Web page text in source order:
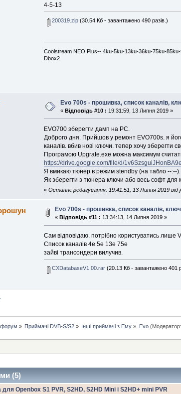
4-5-13
200319.zip(30.54 Кб - завантажено 490 разів.)
Coolstream NEO Plus-- 4ku-5ku-13ku-36ku-75ku-
Dbox2
Evo 700s - прошивка, список каналів,
« Відповідь #10 : 19:31:59, 13 Липня 2019 »
EVO700 зберегти дамп на PC.
Доброго дня. Прийшов у ремонт EVO700s. я
каналів. вбив нові ключи. тепер хочу зберегти
Програмою Upgrate.exe можна максимум
https://drive.google.com/file/d/
Я вмикаю тюнер в режим stendby (на табло --:--
Як зберегти з тюнера ключи або весь софт для
«Останнє редагування: 19:41:51, 13 Липня 2019 від
Evo 700s - прошивка, список каналів,
« Відповідь #11 : 13:34:13, 14 Липня 2019 »
Сам вiдповiдаю. потрiбно користуватись лише
Список каналiв 4e 5e 13e 75e
зайвi трансондери вилучив.
CXDatabaseV1.00.rar(20.13 Кб - завантажено 401
форум » Приймачі DVB-S/S2 » Інші приймачі з Ему » Evo(Модератор:
(5)
Openbox S1 PVR, S2HD, S2HD Mini і S2HD+ mini PVR